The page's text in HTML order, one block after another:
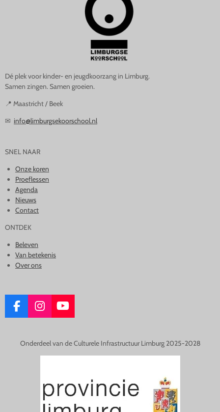
Dé plek voor kinder- en jeugdkoorzang in Limburg.
Samen zingen. Samen groeien.
📍 Maastricht / Beek
✉ info@limburgsekoorschool.nl
SNEL NAAR
Onze koren
Proeflessen
Agenda
Nieuws
Contact
ONTDEK
Beleven
Van betekenis
Over ons
F
A
E
I
N
T
A
M
Y
O
T
Onderdeel van de Culturele Infrastructuur Limburg 2025-2028